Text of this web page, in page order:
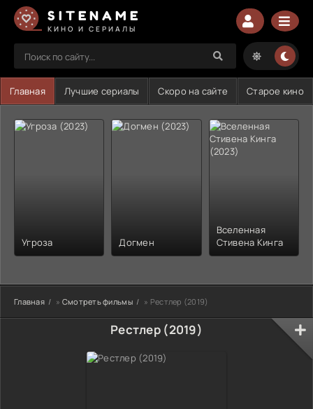
SITENAME
КИНО И СЕРИАЛЫ
Главная Лучшие сериалы Скоро на сайте Старое кино
Угроза Догмен
Вселенная
Стивена Кинга
Главная » Смотреть фильмы » Рестлер (2019)
Рестлер (2019)